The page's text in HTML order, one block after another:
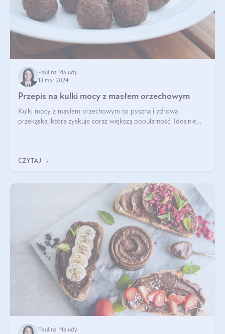
Paulina Maludy
13 mar 2024
Przepis na kulki mocy z masłem orzechowym
Kulki mocy z masłem orzechowym to pyszna i zdrowa
przekąska, która zyskuje coraz większą popularność. Idealnie
CZYTAJ
Paulina Maludy